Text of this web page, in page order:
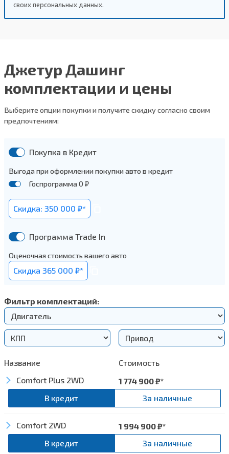
своих персональных данных.
Джетур Дашинг
комплектации и цены
Выберите опции покупки и получите скидку согласно своим
предпочтениям:
Покупка в Кредит
Выгода при оформлении покупки авто в кредит
Госпрограмма 0 ₽
Скидка: 350 000 ₽*
Программа Trade In
Оценочная стоимость вашего авто
Cкидка 365 000 ₽*
Фильтр комплектаций:
Название
Стоимость
Comfort Plus 2WD
1 774 900₽*
В кредит
За наличные
Безопасность
Антиблокировочная тормозная система (ABS)
Comfort 2WD 1 994 900₽*
В кредит
За наличные